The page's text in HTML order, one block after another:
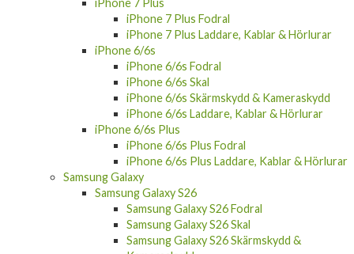
iPhone 7 Plus Fodral
iPhone 7 Plus Laddare, Kablar & Hörlurar
iPhone 6/6s
iPhone 6/6s Fodral
iPhone 6/6s Skal
iPhone 6/6s Skärmskydd & Kameraskydd
iPhone 6/6s Laddare, Kablar & Hörlurar
iPhone 6/6s Plus
iPhone 6/6s Plus Fodral
iPhone 6/6s Plus Laddare, Kablar & Hörlurar
Samsung Galaxy
Samsung Galaxy S26
Samsung Galaxy S26 Fodral
Samsung Galaxy S26 Skal
Samsung Galaxy S26 Skärmskydd &
Kameraskydd